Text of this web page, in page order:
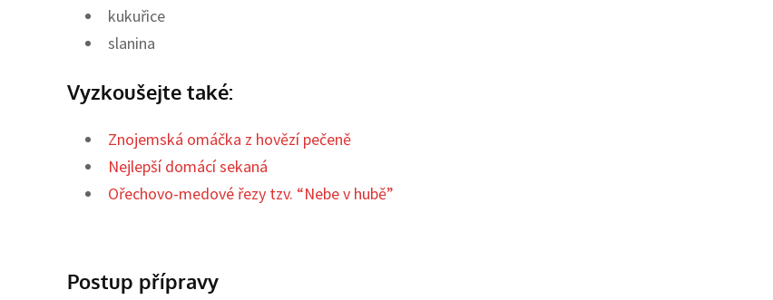
kukuřice
slanina
Vyzkoušejte také:
Znojemská omáčka z hovězí pečeně
Nejlepší domácí sekaná
Ořechovo-medové řezy tzv. “Nebe v hubě”
Postup přípravy